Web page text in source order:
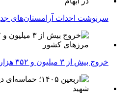
سرنوشت احداث آرامستان‌های
خروج بیش از ۳ میلیون و ۳۵۲ هزار زائر از مرزهای کشور